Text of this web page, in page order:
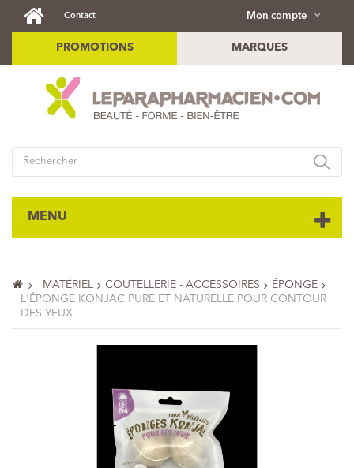
Mon compte
Contact
PROMOTIONS MARQUES
MENU
MATÉRIEL COUTELLERIE - ACCESSOIRES
ÉPONGE
L'ÉPONGE KONJAC PURE ET NATURELLE POUR CONTOUR
DES YEUX